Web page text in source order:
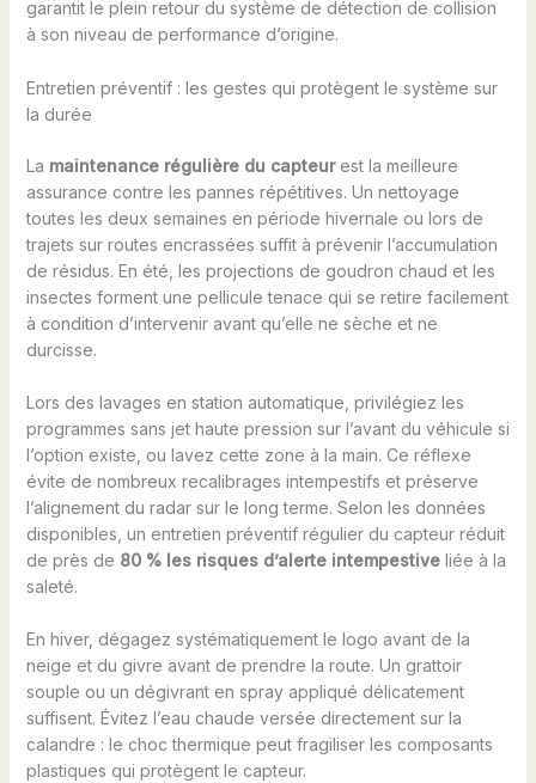
garantit le plein retour du système de détection de collision
à son niveau de performance d’origine.
Entretien préventif : les gestes qui protègent le système sur
la durée
La maintenance régulière du capteurest la meilleure
assurance contre les pannes répétitives. Un nettoyage
toutes les deux semaines en période hivernale ou lors de
trajets sur routes encrassées suffit à prévenir l’accumulation
de résidus. En été, les projections de goudron chaud et les
insectes forment une pellicule tenace qui se retire facilement
à condition d’intervenir avant qu’elle ne sèche et ne
durcisse.
Lors des lavages en station automatique, privilégiez les
programmes sans jet haute pression sur l’avant du véhicule si
l’option existe, ou lavez cette zone à la main. Ce réflexe
évite de nombreux recalibrages intempestifs et préserve
l’alignement du radar sur le long terme. Selon les données
disponibles, un entretien préventif régulier du capteur réduit
de près de 80 % les risques d’alerte intempestiveliée à la
saleté.
En hiver, dégagez systématiquement le logo avant de la
neige et du givre avant de prendre la route. Un grattoir
souple ou un dégivrant en spray appliqué délicatement
suffisent. Évitez l’eau chaude versée directement sur la
calandre : le choc thermique peut fragiliser les composants
plastiques qui protègent le capteur.